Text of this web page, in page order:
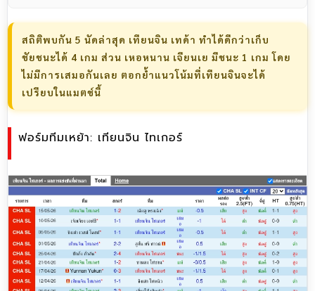
สถิติพบกัน 5 นัดล่าสุด เทียนจิน เทด้า ทำได้ดีกว่าเก็บ
ชัยชนะได้ 4 เกม ส่วน เหอหนาน เจียนเย มีชนะ 1 เกม โดย
ไม่มีการเสมอกันเลย ตอกย้ำแนวโน้มที่เทียนจินจะได้
เปรียบในแมตช์นี้
ฟอร์มทีมเหย้า: เทียนจิน ไทเกอร์